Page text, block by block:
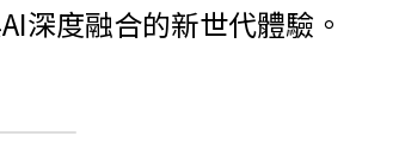
深度融合的新世代體驗。